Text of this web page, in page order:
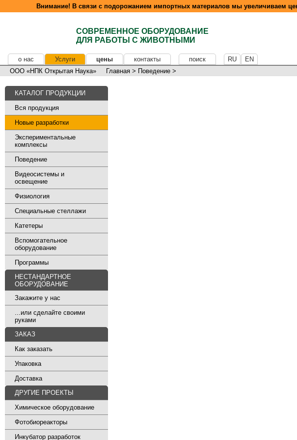
Внимание! В связи с подорожанием импортных материалов мы увеличиваем
СОВРЕМЕННОЕ ОБОРУДОВАНИЕ
ДЛЯ РАБОТЫ С ЖИВОТНЫМИ
о нас Услуги цены контакты поиск RU
EN
ООО «НПК Открытая Наука» Главная > Поведение >
КАТАЛОГ ПРОДУКЦИИ
Вся продукция
Новые разработки
Экспериментальные
комплексы
Поведение
Видеосистемы и
освещение
Физиология
Специальные стеллажи
Катетеры
Вспомогательное
оборудование
Программы
НЕСТАНДАРТНОЕ
ОБОРУДОВАНИЕ
Закажите у нас
...или сделайте своими
руками
ЗАКАЗ
Как заказать
Упаковка
Доставка
ДРУГИЕ ПРОЕКТЫ
Химическое оборудование
Фотобиореакторы
Инкубатор разработок